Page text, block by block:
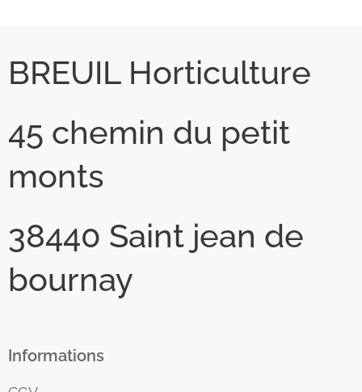
BREUIL Horticulture
45 chemin du petit
monts
38440 Saint jean de
bournay
Informations